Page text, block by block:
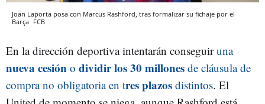
Joan Laporta posa con Marcus Rashford, tras formalizar su fichaje por el
Barça FCB
En la dirección deportiva intentarán conseguiruna
nueva cesión o dividir los 30 millones de cláusula de
compra no obligatoria en tres plazos distintos. El